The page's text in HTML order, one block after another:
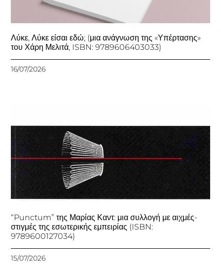
Λύκε, Λύκε είσαι εδώ; (μια ανάγνωση της «Υπέρτασης»
του Χάρη Μελιτά, ISBN: 9789606403033)
16/07/2026
“Punctum” της Μαρίας Καντ: μια συλλογή με αιχμές-
στιγμές της εσωτερικής εμπειρίας (ISBN:
9789600127034)
15/07/2026